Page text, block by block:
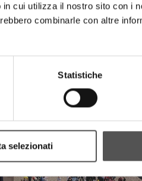
cui utilizza il nostro sito con i
combinarle con altre
Statistiche
selezionati
Tempini1921
Dinner Party 2024 -